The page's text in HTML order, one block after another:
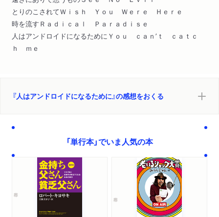
とりのこされてＷｉｓｈ Ｙｏｕ Ｗｅｒｅ Ｈｅｒｅ
時を流すＲａｄｉｃａｌ Ｐａｒａｄｉｓｅ
人はアンドロイドになるためにＹｏｕ ｃａｎ’ｔ ｃａｔｃ
ｈ ｍｅ
『人はアンドロイドになるために』の感想をおくる
「単行本」でいま人気の本